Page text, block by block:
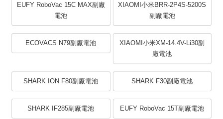
EUFY RoboVac 15C MAX副廠
電池
XIAOMI小米BRR-2P4S-5200S
副廠電池
ECOVACS N79副廠電池
XIAOMI小米XM-14.4V-Li30副
廠電池
SHARK ION F80副廠電池 SHARK F30副廠電池
SHARK IF285副廠電池 EUFY RoboVac 15T副廠電池